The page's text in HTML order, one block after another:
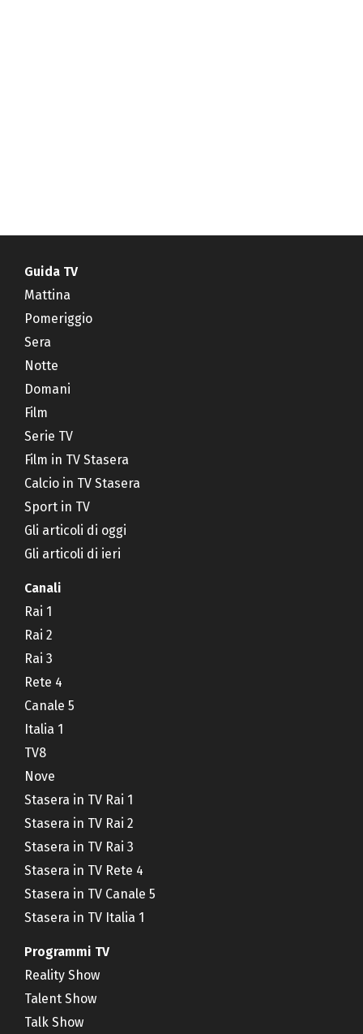
Guida TV
Mattina
Pomeriggio
Sera
Notte
Domani
Film
Serie TV
Film in TV Stasera
Calcio in TV Stasera
Sport in TV
Gli articoli di oggi
Gli articoli di ieri
Canali
Rai 1
Rai 2
Rai 3
Rete 4
Canale 5
Italia 1
TV8
Nove
Stasera in TV Rai 1
Stasera in TV Rai 2
Stasera in TV Rai 3
Stasera in TV Rete 4
Stasera in TV Canale 5
Stasera in TV Italia 1
Programmi TV
Reality Show
Talent Show
Talk Show